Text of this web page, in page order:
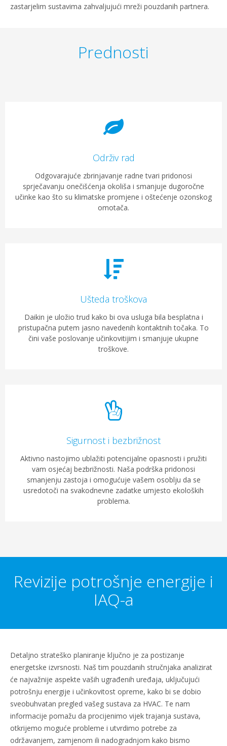
zastarjelim sustavima zahvaljujući mreži pouzdanih partnera.
Prednosti
Održiv rad
Odgovarajuće zbrinjavanje radne tvari pridonosi
sprječavanju onečišćenja okoliša i smanjuje dugoročne
učinke kao što su klimatske promjene i oštećenje ozonskog
omotača.
Ušteda troškova
Daikin je uložio trud kako bi ova usluga bila besplatna i
pristupačna putem jasno navedenih kontaktnih točaka. To
čini vaše poslovanje učinkovitijim i smanjuje ukupne
troškove.
Sigurnost i bezbrižnost
Aktivno nastojimo ublažiti potencijalne opasnosti i pružiti
vam osjećaj bezbrižnosti. Naša podrška pridonosi
smanjenju zastoja i omogućuje vašem osoblju da se
usredotoči na svakodnevne zadatke umjesto ekoloških
problema.
Revizije potrošnje energije i
IAQ-a
Detaljno strateško planiranje ključno je za postizanje
energetske izvrsnosti. Naš tim pouzdanih stručnjaka analizirat
će najvažnije aspekte vaših ugrađenih uređaja, uključujući
potrošnju energije i učinkovitost opreme, kako bi se dobio
sveobuhvatan pregled vašeg sustava za HVAC. Te nam
informacije pomažu da procijenimo vijek trajanja sustava,
otkrijemo moguće probleme i utvrdimo potrebe za
održavanjem, zamjenom ili nadogradnjom kako bismo